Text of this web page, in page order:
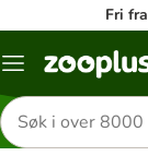
Fri
Katalogmeny
Søk
etter
produkter